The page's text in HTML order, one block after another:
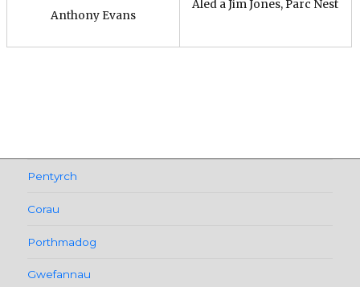
Anthony Evans
Aled a Jim Jones, Parc Nest
cofnod
Pentyrch
Corau
Porthmadog
Gwefannau